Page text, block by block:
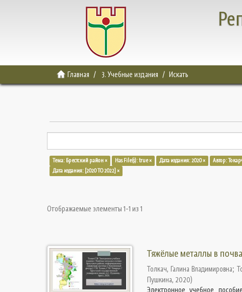
Главная 3. Учебные издания Искать
Тема: Брестский район × Has File(s): true × Дата издания: 2020 × Автор:
Дата издания: [2020 TO 2022] ×
Отображаемые элементы 1-1 из 1
Тяжёлые металлы в
Толкач, Галина Владимировна;
Пушкина, 2020)
Электронное учебное